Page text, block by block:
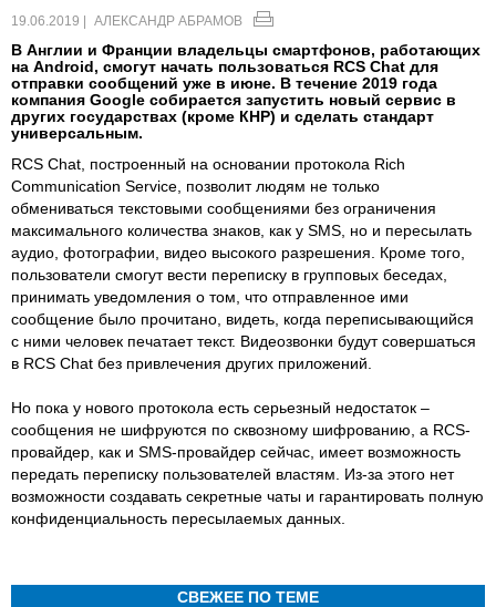
19.06.2019 | АЛЕКСАНДР АБРАМОВ
В Англии и Франции владельцы смартфонов, работающих
на Android, смогут начать пользоваться RCS Chat для
отправки сообщений уже в июне. В течение 2019 года
компания Google собирается запустить новый сервис в
других государствах (кроме КНР) и сделать стандарт
универсальным.
RCS Chat, построенный на основании протокола Rich
Communication Service, позволит людям не только
обмениваться текстовыми сообщениями без ограничения
максимального количества знаков, как у SMS, но и пересылать
аудио, фотографии, видео высокого разрешения. Кроме того,
пользователи смогут вести переписку в групповых беседах,
принимать уведомления о том, что отправленное ими
сообщение было прочитано, видеть, когда переписывающийся
с ними человек печатает текст. Видеозвонки будут совершаться
в RCS Chat без привлечения других приложений.
Но пока у нового протокола есть серьезный недостаток –
сообщения не шифруются по сквозному шифрованию, а RCS-
провайдер, как и SMS-провайдер сейчас, имеет возможность
передать переписку пользователей властям. Из-за этого нет
возможности создавать секретные чаты и гарантировать полную
конфиденциальность пересылаемых данных.
СВЕЖЕЕ ПО ТЕМЕ